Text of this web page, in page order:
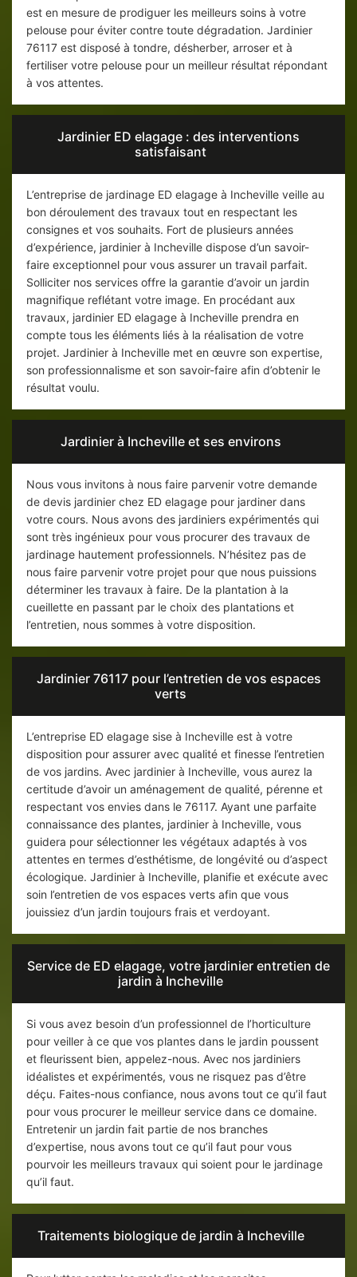
est en mesure de prodiguer les meilleurs soins à votre
pelouse pour éviter contre toute dégradation. Jardinier
76117 est disposé à tondre, désherber, arroser et à
fertiliser votre pelouse pour un meilleur résultat répondant
à vos attentes.
Jardinier ED elagage : des interventions
satisfaisant
L’entreprise de jardinage ED elagage à Incheville veille au
bon déroulement des travaux tout en respectant les
consignes et vos souhaits. Fort de plusieurs années
d’expérience, jardinier à Incheville dispose d’un savoir-
faire exceptionnel pour vous assurer un travail parfait.
Solliciter nos services offre la garantie d’avoir un jardin
magnifique reflétant votre image. En procédant aux
travaux, jardinier ED elagage à Incheville prendra en
compte tous les éléments liés à la réalisation de votre
projet. Jardinier à Incheville met en œuvre son expertise,
son professionnalisme et son savoir-faire afin d’obtenir le
résultat voulu.
Jardinier à Incheville et ses environs
Nous vous invitons à nous faire parvenir votre demande
de devis jardinier chez ED elagage pour jardiner dans
votre cours. Nous avons des jardiniers expérimentés qui
sont très ingénieux pour vous procurer des travaux de
jardinage hautement professionnels. N’hésitez pas de
nous faire parvenir votre projet pour que nous puissions
déterminer les travaux à faire. De la plantation à la
cueillette en passant par le choix des plantations et
l’entretien, nous sommes à votre disposition.
Jardinier 76117 pour l’entretien de vos espaces
verts
L’entreprise ED elagage sise à Incheville est à votre
disposition pour assurer avec qualité et finesse l’entretien
de vos jardins. Avec jardinier à Incheville, vous aurez la
certitude d’avoir un aménagement de qualité, pérenne et
respectant vos envies dans le 76117. Ayant une parfaite
connaissance des plantes, jardinier à Incheville, vous
guidera pour sélectionner les végétaux adaptés à vos
attentes en termes d’esthétisme, de longévité ou d’aspect
écologique. Jardinier à Incheville, planifie et exécute avec
soin l’entretien de vos espaces verts afin que vous
jouissiez d’un jardin toujours frais et verdoyant.
Service de ED elagage, votre jardinier entretien de
jardin à Incheville
Si vous avez besoin d’un professionnel de l’horticulture
pour veiller à ce que vos plantes dans le jardin poussent
et fleurissent bien, appelez-nous. Avec nos jardiniers
idéalistes et expérimentés, vous ne risquez pas d’être
déçu. Faites-nous confiance, nous avons tout ce qu’il faut
pour vous procurer le meilleur service dans ce domaine.
Entretenir un jardin fait partie de nos branches
d’expertise, nous avons tout ce qu’il faut pour vous
pourvoir les meilleurs travaux qui soient pour le jardinage
qu’il faut.
Traitements biologique de jardin à Incheville